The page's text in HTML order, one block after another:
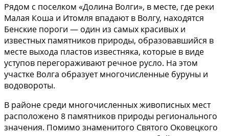
Рядом с поселком «Долина Волги», в месте, где реки
Малая Коша и Итомля впадают в Волгу, находятся
Бенские пороги — один из самых красивых и
известных памятников природы, образовавшийся в
месте выхода пластов известняка, которые в виде
уступов перегораживают речное русло. На этом
участке Волга образует многочисленные буруны и
водовороты.
В районе среди многочисленных живописных мест
расположено 8 памятников природы регионального
значения. Помимо знаменитого Святого Оковецкого